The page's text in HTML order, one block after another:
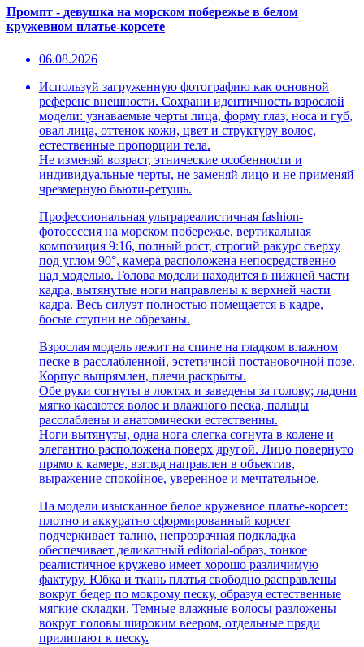
Промпт - девушка на морском побережье в белом
кружевном платье-корсете
06.08.2026
Используй загруженную фотографию как основной
референс внешности. Сохрани идентичность взрослой
модели: узнаваемые черты лица, форму глаз, носа и губ,
овал лица, оттенок кожи, цвет и структуру волос,
естественные пропорции тела.
Не изменяй возраст, этнические особенности и
индивидуальные черты, не заменяй лицо и не применяй
чрезмерную бьюти-ретушь.
Профессиональная ультрареалистичная fashion-
фотосессия на морском побережье, вертикальная
композиция 9:16, полный рост, строгий ракурс сверху
под углом 90°, камера расположена непосредственно
над моделью. Голова модели находится в нижней части
кадра, вытянутые ноги направлены к верхней части
кадра. Весь силуэт полностью помещается в кадре,
босые ступни не обрезаны.
Взрослая модель лежит на спине на гладком влажном
песке в расслабленной, эстетичной постановочной позе.
Корпус выпрямлен, плечи раскрыты.
Обе руки согнуты в локтях и заведены за голову; ладони
мягко касаются волос и влажного песка, пальцы
расслаблены и анатомически естественны.
Ноги вытянуты, одна нога слегка согнута в колене и
элегантно расположена поверх другой. Лицо повернуто
прямо к камере, взгляд направлен в объектив,
выражение спокойное, уверенное и мечтательное.
На модели изысканное белое кружевное платье-корсет:
плотно и аккуратно сформированный корсет
подчеркивает талию, непрозрачная подкладка
обеспечивает деликатный editorial-образ, тонкое
реалистичное кружево имеет хорошо различимую
фактуру. Юбка и ткань платья свободно расправлены
вокруг бедер по мокрому песку, образуя естественные
мягкие складки. Темные влажные волосы разложены
вокруг головы широким веером, отдельные пряди
прилипают к песку.